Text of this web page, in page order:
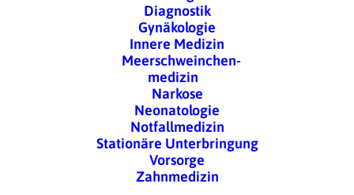
Diagnostik
Gynäkologie
Innere Medizin
Meerschweinchen-
medizin
Narkose
Neonatologie
Notfallmedizin
Stationäre Unterbringung
Vorsorge
Zahnmedizin
Unsere Leistungen
Den besonderen Bedürfnissen der Heimtiere
möchten wir in unserer Praxis stets gerecht
werden und bieten Ihnen daher ein breites
Leistungsspektrum. Von der
Vorsorgeuntersuchung, über Zahnpflege bis hin